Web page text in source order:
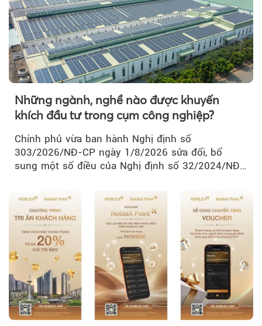
Những ngành, nghề nào được khuyến
khích đầu tư trong cụm công nghiệp?
Chính phủ vừa ban hành Nghị định số
303/2026/NĐ-CP ngày 1/8/2026 sửa đổi, bổ
sung một số điều của Nghị định số 32/2024/NĐ-